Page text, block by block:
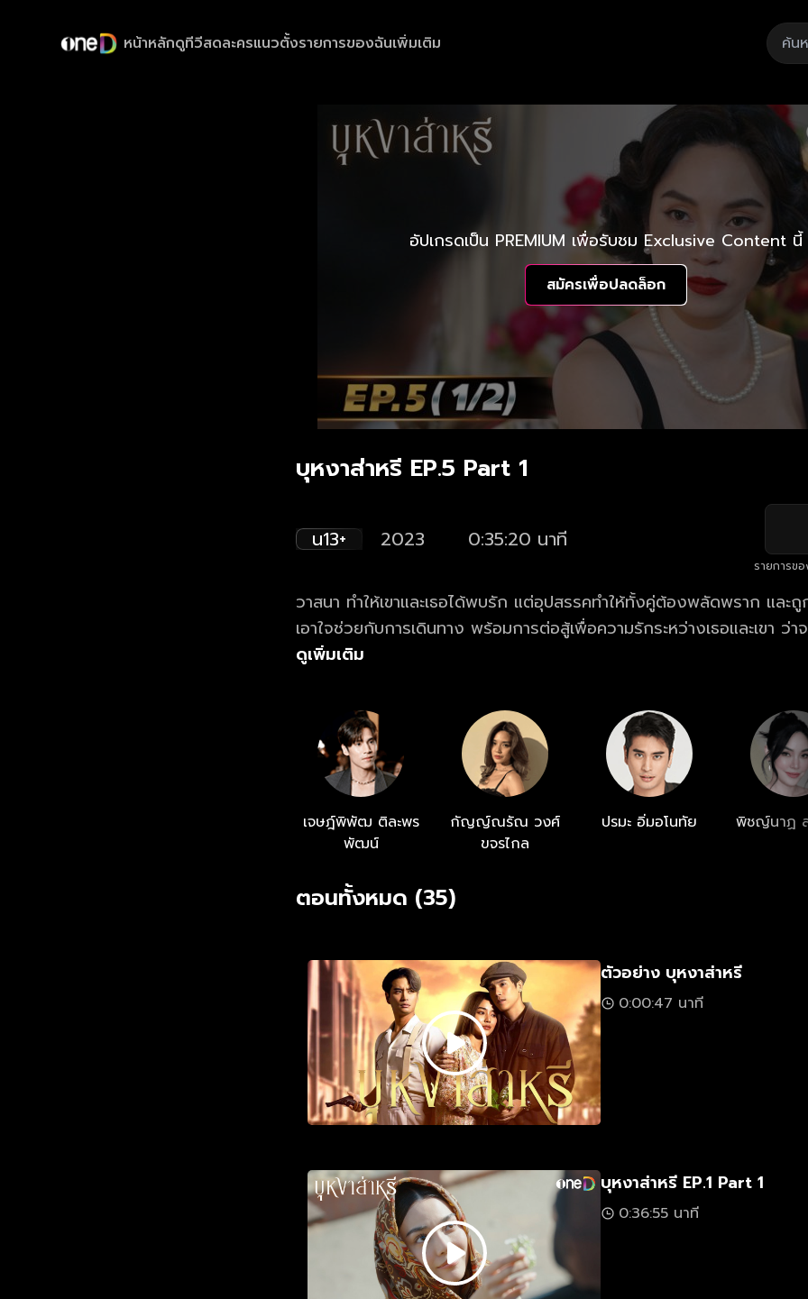
หน้าหลักดูทีวีสดละครแนวตั้งรายการของฉันเพิ่มเติม
อัปเกรดเป็น PREMIUM เพื่อรับชม Exclusive Content นี้
สมัครเพื่อปลดล็อก
บุหงาส่าหรี EP.5 Part 1
น13+ 2023 0:35:20 นาที
รายการข
วาสนา ทำให้เขาและเธอได้พบรัก แต่อุปสรรคทำให้ทั้งคู่ต้องพลัดพราก และ
เอาใจช่วยกับการเดินทาง พร้อมการต่อสู้เพื่อความรักระหว่างเธอและเขา ว่
ความสมหวังหรือพังทลาย?
ดูเพิ่มเติม
เจษฎ์พิพัฒ ติละพร
พัฒน์
กัญญ์ณรัณ วงศ์
ขจรไกล
ปรมะ อิ่มอโนทัย พิชญ์นาฏ
ตอนทั้งหมด (35)
ตัวอย่าง บุหงาส่าหรี
0:00:47 นาที
บุหงาส่าหรี EP.1 Part 1
0:36:55 นาที